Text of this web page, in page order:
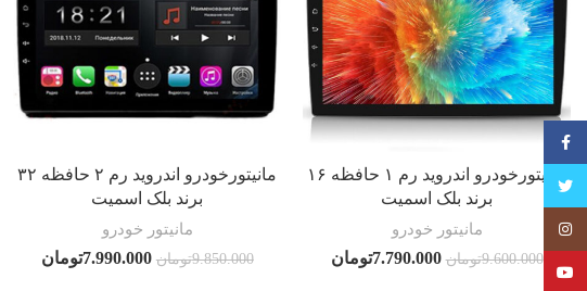
مانیتورخودرو اندروید رم ۱ حافظه ۱۶
برند بلک اسمیت
مانیتور خودرو
9.600.000تومان 7.790.000تومان
مانیتورخودرو اندروید رم ۲ حافظه ۳۲
برند بلک اسمیت
مانیتور خودرو
9.850.000تومان 7.990.000تومان
فیسبوک
تویتر
Instagram